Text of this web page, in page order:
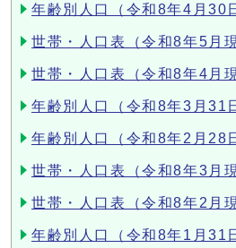
年齢別人口（令和8年4月30
世帯・人口表（令和8年5月
世帯・人口表（令和8年4月
年齢別人口（令和8年3月31
年齢別人口（令和8年2月28
世帯・人口表（令和8年3月
世帯・人口表（令和8年2月
年齢別人口（令和8年1月31